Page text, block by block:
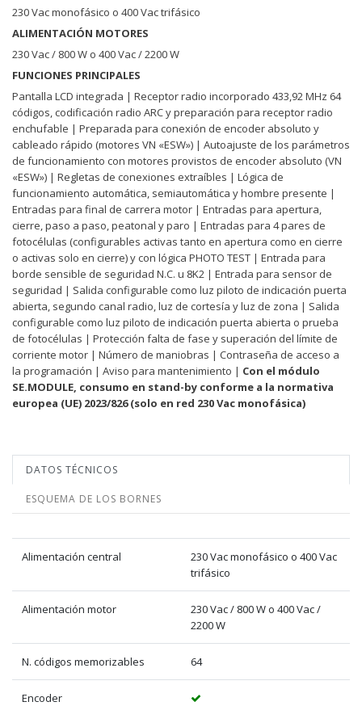
230 Vac monofásico o 400 Vac trifásico
ALIMENTACIÓN MOTORES
230 Vac / 800 W o 400 Vac / 2200 W
FUNCIONES PRINCIPALES
Pantalla LCD integrada | Receptor radio incorporado 433,92 MHz 64
códigos, codificación radio ARC y preparación para receptor radio
enchufable | Preparada para conexión de encoder absoluto y
cableado rápido (motores VN «ESW») | Autoajuste de los parámetros
de funcionamiento con motores provistos de encoder absoluto (VN
«ESW») | Regletas de conexiones extraíbles | Lógica de
funcionamiento automática, semiautomática y hombre presente |
Entradas para final de carrera motor | Entradas para apertura,
cierre, paso a paso, peatonal y paro | Entradas para 4 pares de
fotocélulas (configurables activas tanto en apertura como en cierre
o activas solo en cierre) y con lógica PHOTO TEST | Entrada para
borde sensible de seguridad N.C. u 8K2 | Entrada para sensor de
seguridad | Salida configurable como luz piloto de indicación puerta
abierta, segundo canal radio, luz de cortesía y luz de zona | Salida
configurable como luz piloto de indicación puerta abierta o prueba
de fotocélulas | Protección falta de fase y superación del límite de
corriente motor | Número de maniobras | Contraseña de acceso a
la programación | Aviso para mantenimiento | Con el módulo
SE.MODULE, consumo en stand-by conforme a la normativa
europea (UE) 2023/826 (solo en red 230 Vac monofásica)
DATOS TÉCNICOS
ESQUEMA DE LOS BORNES
Alimentación central
230 Vac monofásico o 400 Vac
trifásico
Alimentación motor
230 Vac / 800 W o 400 Vac /
2200 W
N. códigos memorizables 64
Encoder